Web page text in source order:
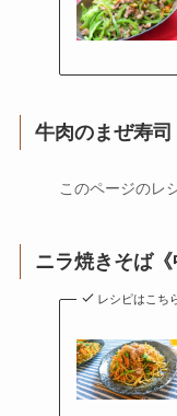
牛肉のまぜ寿司
このページのレ
ニラ焼きそば《
レシピはこち